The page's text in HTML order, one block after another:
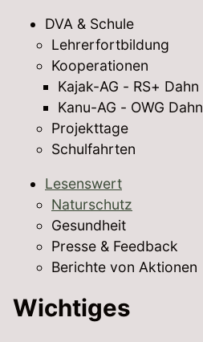
DVA & Schule
Lehrerfortbildung
Kooperationen
Kajak-AG - RS+ Dahn
Kanu-AG - OWG Dahn
Projekttage
Schulfahrten
Lesenswert
Naturschutz
Gesundheit
Presse & Feedback
Berichte von Aktionen
Wichtiges